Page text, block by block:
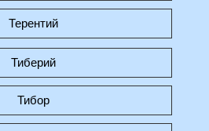
Терентий
Тиберий
Тибор